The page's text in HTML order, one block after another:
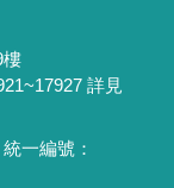
樓
詳見
一編號：